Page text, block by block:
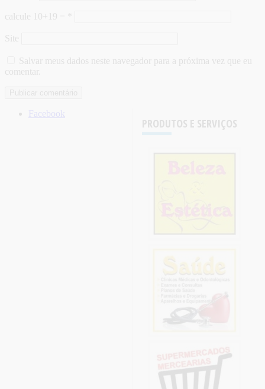
calcule 10+19 =
Site
Salvar meus dados neste navegador para a próxima vez que eu
comentar.
PRODUTOS E SERVIÇOS
Facebook